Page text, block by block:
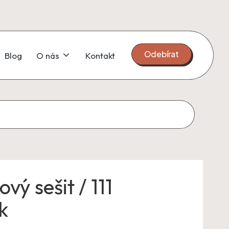
Blog O nás Kontakt Odebírat
sešit / 111